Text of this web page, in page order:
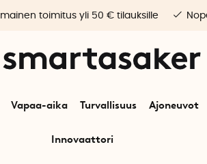
Vapaa-aika Turvallisuus Ajoneuvot
Innovaattori
Ilmainen toimitus yli 50 € tilauksille
Liikunta Pyyhepidike